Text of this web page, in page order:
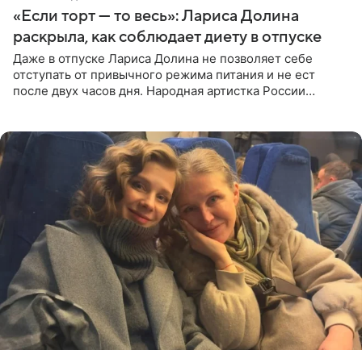
«Если торт — то весь»: Лариса Долина
раскрыла, как соблюдает диету в отпуске
Даже в отпуске Лариса Долина не позволяет себе
отступать от привычного режима питания и не ест
после двух часов дня. Народная артистка России